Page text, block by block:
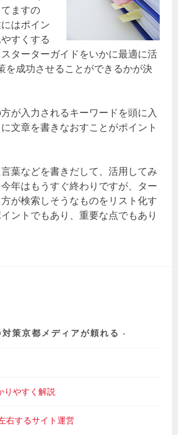
ますの
はポイン
すくする
ターターガイドをいかに最適に活
を成功させることができるかが決
が入力されるキーワードを頭に入
文章を書きなおすことがポイント
葉などを書きだして、活用してみ
年はもうすぐ終わりですが、ター
が検索しそうなものをリスト化す
ントでもあり、重要な点でもあり
対策京都メディアが頼れる
りやすく解説
右するサイト運営